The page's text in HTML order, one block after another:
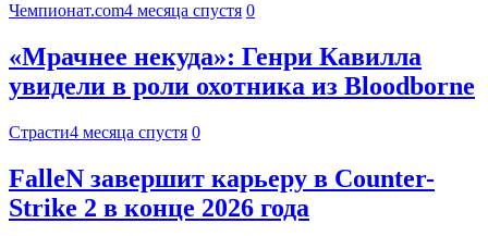
Чемпионат.com4 месяца спустя 0
«Мрачнее некуда»: Генри Кавилла
увидели в роли охотника из Bloodborne
Страсти4 месяца спустя 0
FalleN завершит карьеру в Counter-
Strike 2 в конце 2026 года